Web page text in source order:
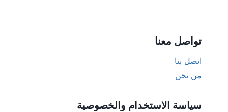
تواصل معنا
اتصل بنا
من نحن
سياسة الاستخدام والخصوصية